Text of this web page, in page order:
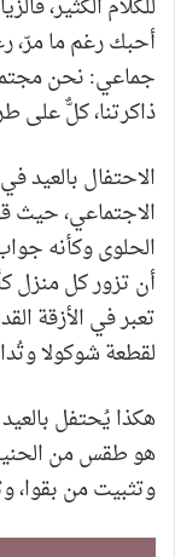
أحبك رغم ما مرّ،
جماعي: نحن
ذاكرتنا، كلٌّ على
الاحتفال بالعيد
الاجتماعي، حيث
الحلوى وكأنه
أن تزور كل منزل
تعبر في الأزقة
لقطعة شوكولا
هكذا يُحتفل
هو طقس من
وتثبيت من بقوا،